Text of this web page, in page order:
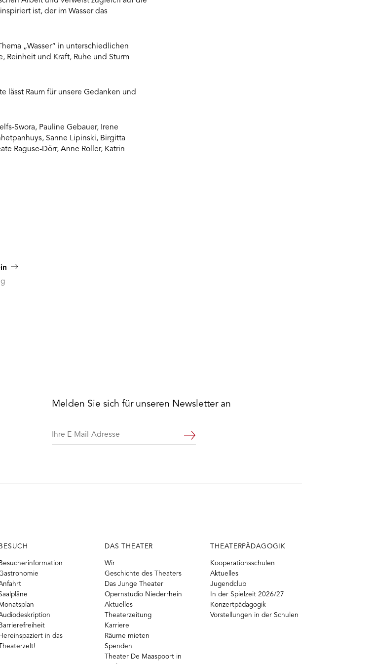
ist, der im Wasser das
„Wasser“ in unterschiedlichen
Reinheit und Kraft, Ruhe und Sturm
lässt Raum für unsere Gedanken und
Swora, Pauline Gebauer, Irene
Sanne Lipinski, Birgitta
Raguse-Dörr, Anne Roller, Katrin
Melden Sie sich für unseren Newsletter an
Ihre
Weiter
BESUCH
Besucherinformation
Monatsplan
Barrierefreiheit
Hereinspaziert in das
Theaterzelt!
DAS THEATER
Wir
Geschichte des Theaters
Das Junge Theater
Opernstudio Niederrhein
Aktuelles
Theaterzeitung
Karriere
Räume mieten
Spenden
Theater De Maaspoort in
THEATERPÄDAGOGIK
Kooperationsschulen
Aktuelles
Jugendclub
In der Spielzeit 2026/27
Konzertpädagogik
Vorstellungen in der Schulen